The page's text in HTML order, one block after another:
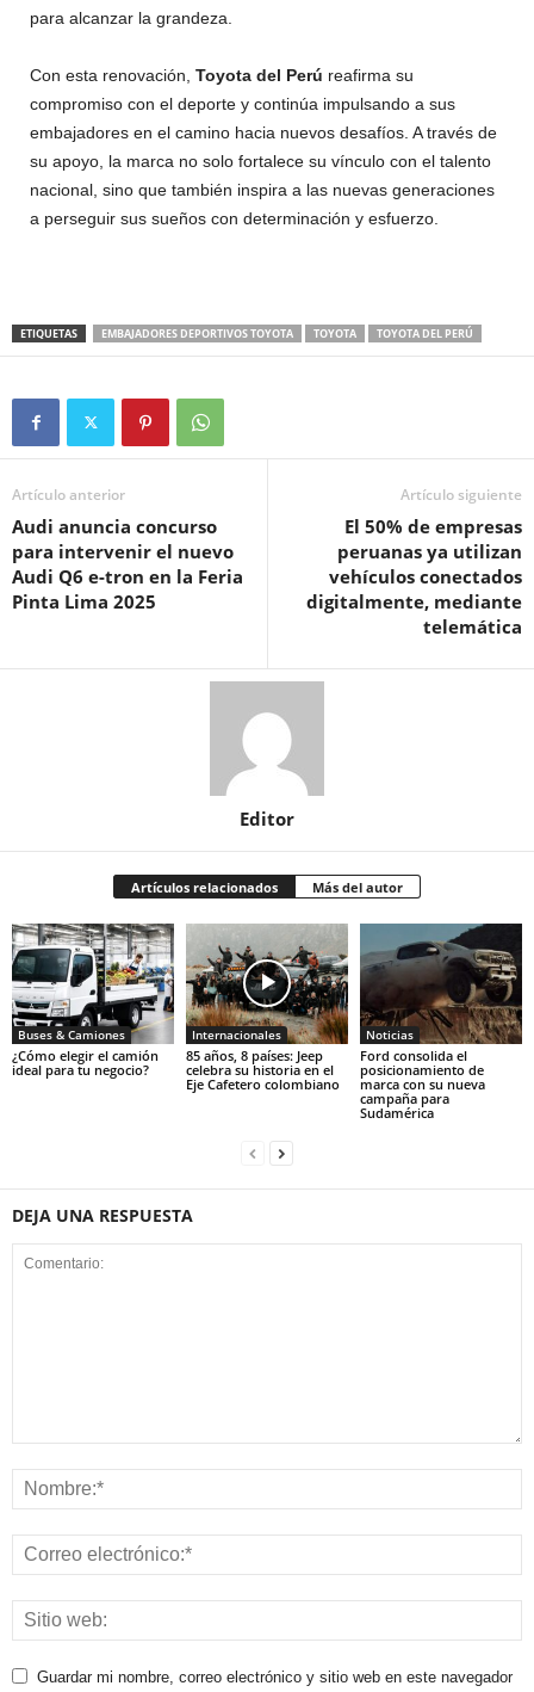
para alcanzar la grandeza.
Con esta renovación, Toyota del Perú reafirma su
compromiso con el deporte y continúa impulsando a sus
embajadores en el camino hacia nuevos desafíos. A través de
su apoyo, la marca no solo fortalece su vínculo con el talento
nacional, sino que también inspira a las nuevas generaciones
a perseguir sus sueños con determinación y esfuerzo.
ETIQUETAS EMBAJADORES DEPORTIVOS TOYOTA TOYOTA TOYOTA DEL PERÚ
Artículo anterior
Audi anuncia concurso
para intervenir el nuevo
Audi Q6 e-tron en la Feria
Pinta Lima 2025
Artículo siguiente
El 50% de empresas
peruanas ya utilizan
vehículos conectados
digitalmente, mediante
telemática
Editor
Artículos relacionados Más del autor
Buses & Camiones
¿Cómo elegir el camión
ideal para tu negocio?
Internacionales
85 años, 8 países: Jeep
celebra su historia en el
Eje Cafetero colombiano
Noticias
Ford consolida el
posicionamiento de
marca con su nueva
campaña para
Sudamérica
DEJA UNA RESPUESTA
Guardar mi nombre, correo electrónico y sitio web en este navegador